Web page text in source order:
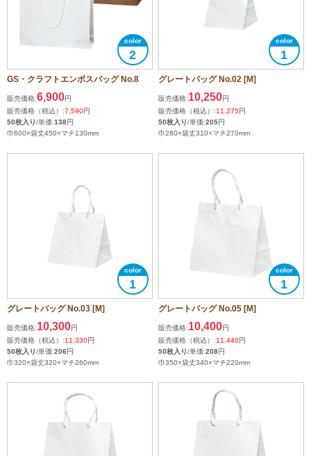
2
GS・クラフトエンボスバッグ No.8
販売価格:6,900円
販売価格（税込）:7,590円
50枚入り/単価:138円
巾600×袋丈450×マチ130mm
1
グレートバッグ No.02 [M]
販売価格:10,250円
販売価格（税込）:11,275円
50枚入り/単価:205円
巾280×袋丈310×マチ270mm
1
グレートバッグ No.03 [M]
販売価格:10,300円
販売価格（税込）:11,330円
50枚入り/単価:206円
巾320×袋丈320×マチ260mm
1
グレートバッグ No.05 [M]
販売価格:10,400円
販売価格（税込）:11,440円
50枚入り/単価:208円
巾350×袋丈340×マチ220mm